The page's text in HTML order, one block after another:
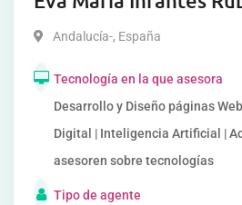
Andalucía-, España
Tecnología en la que asesora
Desarrollo y Diseño páginas
Digital | Inteligencia Artificial |
asesoren sobre tecnologías
Tipo de agente